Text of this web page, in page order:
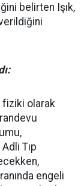
belirten Işık,
fiziki olarak
Tıp
engeli